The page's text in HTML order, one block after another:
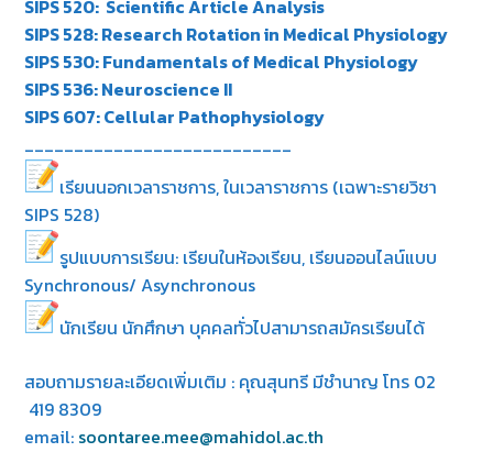
SIPS 520: Scientific Article Analysis
SIPS 528: Research Rotation in Medical Physiology
SIPS 530: Fundamentals of Medical Physiology
SIPS 536: Neuroscience II
SIPS 607: Cellular Pathophysiology
___________________________
เรียนนอกเวลาราชการ, ในเวลาราชการ (เฉพาะรายวิชา
SIPS 528)
รูปแบบการเรียน: เรียนในห้องเรียน, เรียนออนไลน์แบบ
Synchronous/ Asynchronous
นักเรียน นักศึกษา บุคคลทั่วไปสามารถสมัครเรียนได้
สอบถามรายละเอียดเพิ่มเติม : คุณสุนทรี มีชำนาญ โทร 02
419 8309
email: soontaree.mee@mahidol.ac.th